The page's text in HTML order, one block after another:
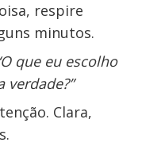
respire
minutos.
que eu escolho
Clara,